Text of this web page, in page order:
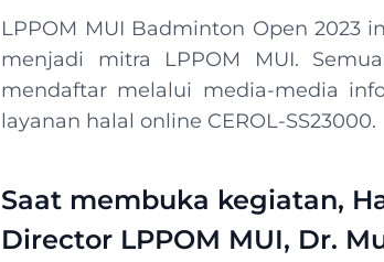
LPPOM MUI Badminton Open 2023
menjadi mitra LPPOM MUI.
mendaftar melalui media-media
layanan halal online CEROL-SS23000.
Saat membuka kegiatan,
Director LPPOM MUI, Dr.